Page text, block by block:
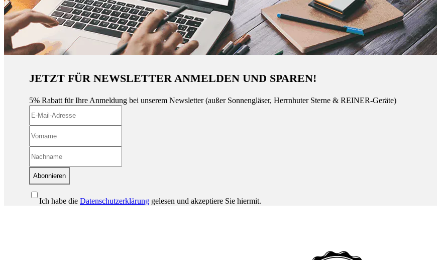
JETZT FÜR NEWSLETTER ANMELDEN UND SPAREN!
5% Rabatt für Ihre Anmeldung bei unserem Newsletter (außer Sonnengläser, Herrnhuter Sterne & REINER-Geräte)
Abonnieren
Ich habe die Datenschutzerklärung gelesen und akzeptiere Sie hiermit.